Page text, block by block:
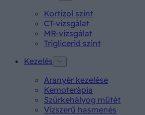
Kortizol szint
CT-vizsgálat
MR-vizsgálat
Triglicerid szint
Kezelés
Aranyér kezelése
Kemoterápia
Szürkehályog műtét
Vízszerű hasmenés